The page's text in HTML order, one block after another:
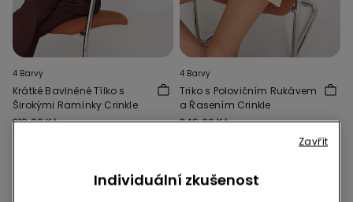
4 Barvy
Krátké Bavlněné Tílko s
Širokými Ramínky Crinkle
319,00 Kč
4 Barvy
Triko s Polovičním Rukávem
a Řasením Crinkle
349,00 Kč
Individuální zkušenost
Zavřít